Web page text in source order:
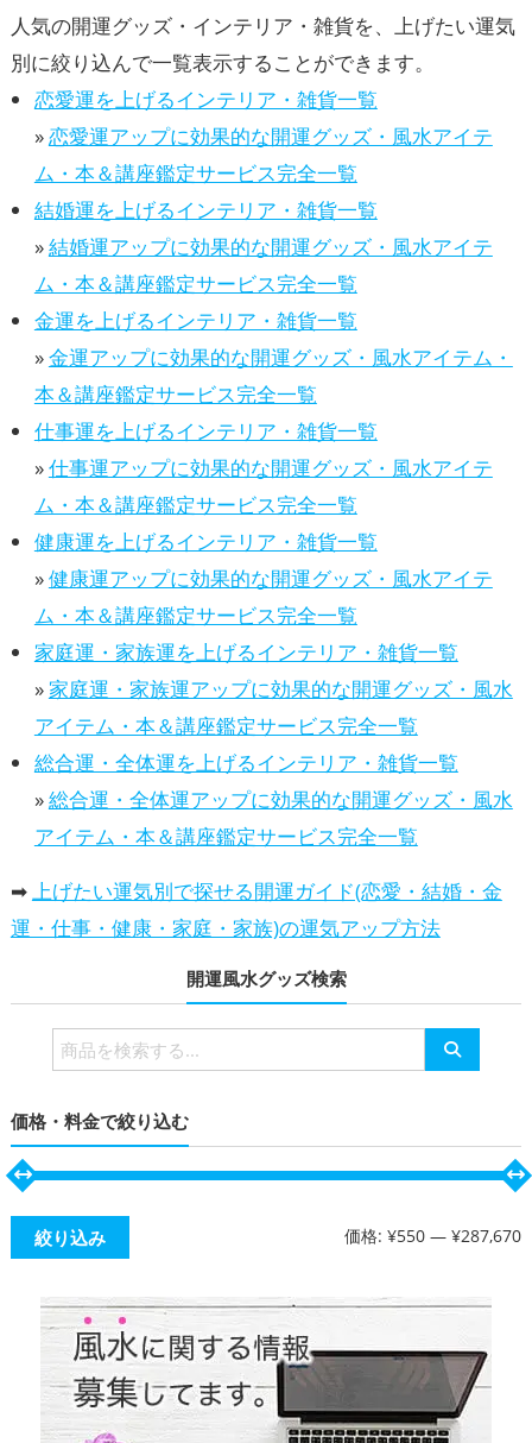
人気の開運グッズ・インテリア・雑貨を、上げたい運気
別に絞り込んで一覧表示することができます。
恋愛運を上げるインテリア・雑貨一覧
»恋愛運アップに効果的な開運グッズ・風水アイテ
ム・本＆講座鑑定サービス完全一覧
結婚運を上げるインテリア・雑貨一覧
»結婚運アップに効果的な開運グッズ・風水アイテ
ム・本＆講座鑑定サービス完全一覧
金運を上げるインテリア・雑貨一覧
»金運アップに効果的な開運グッズ・風水アイテム・
本＆講座鑑定サービス完全一覧
仕事運を上げるインテリア・雑貨一覧
»仕事運アップに効果的な開運グッズ・風水アイテ
ム・本＆講座鑑定サービス完全一覧
健康運を上げるインテリア・雑貨一覧
»健康運アップに効果的な開運グッズ・風水アイテ
ム・本＆講座鑑定サービス完全一覧
家庭運・家族運を上げるインテリア・雑貨一覧
» 家庭運・家族運アップに効果的な開運グッズ・風水
アイテム・本＆講座鑑定サービス完全一覧
総合運・全体運を上げるインテリア・雑貨一覧
»総合運・全体運アップに効果的な開運グッズ・風水
アイテム・本＆講座鑑定サービス完全一覧
➡ 上げたい運気別で探せる開運ガイド(恋愛・結婚・金
運・仕事・健康・家庭・家族)の運気アップ方法
開運風水グッズ検索
検
索
象:
価格・料金で絞り込む
絞り込み 価格:¥550 —¥287,670